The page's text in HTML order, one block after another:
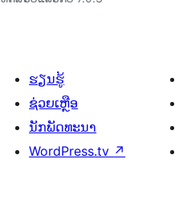
ຮຽນຮູ້
ຊ່ວຍເຫຼືອ
ນັກພັດທະນາ
WordPress.tv ↗